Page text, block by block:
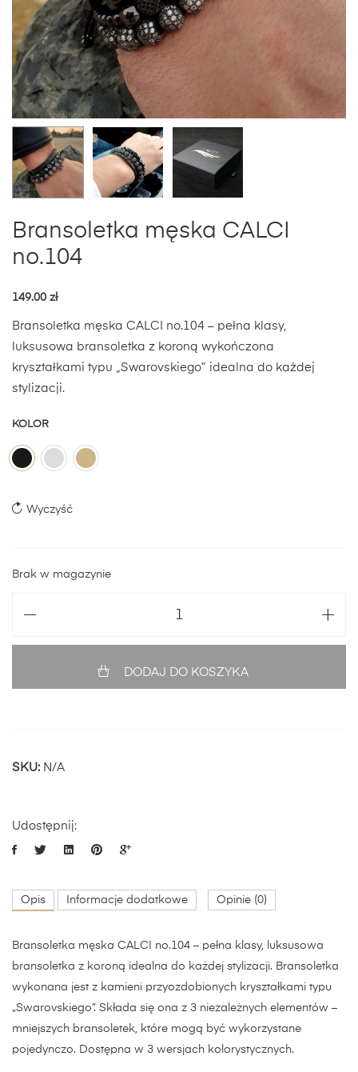
Bransoletka męska CALCI
no.104
149.00 zł
Bransoletka męska CALCI no.104 – pełna klasy,
luksusowa bransoletka z koroną wykończona
kryształkami typu „Swarovskiego” idealna do każdej
stylizacji.
KOLOR
Wyczyść
Brak w magazynie
DODAJ DO KOSZYKA
SKU: N/A
Udostępnij:
Opis Informacje dodatkowe Opinie (0)
Bransoletka męska CALCI no.104 – pełna klasy, luksusowa
bransoletka z koroną idealna do każdej stylizacji. Bransoletka
wykonana jest z kamieni przyozdobionych kryształkami typu
„Swarovskiego”. Składa się ona z 3 niezależnych elementów –
mniejszych bransoletek, które mogą być wykorzystane
pojedynczo. Dostępna w 3 wersjach kolorystycznych.